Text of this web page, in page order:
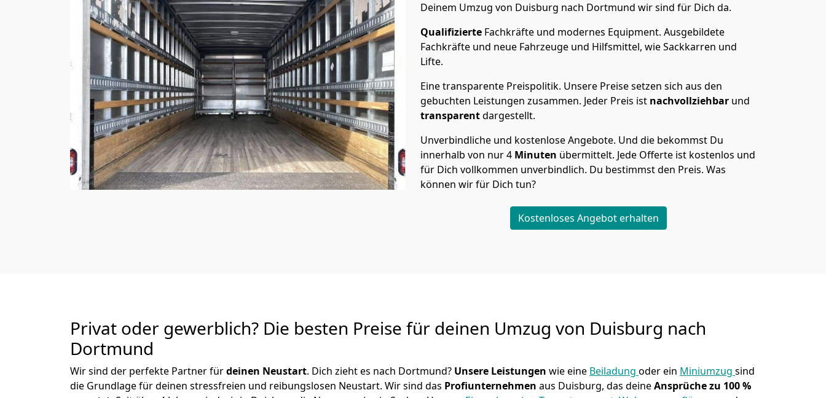
Deinem Umzug von Duisburg nach Dortmund wir sind für Dich da.
Qualifizierte Fachkräfte und modernes Equipment. Ausgebildete
Fachkräfte und neue Fahrzeuge und Hilfsmittel, wie Sackkarren und
Lifte.
Eine transparente Preispolitik. Unsere Preise setzen sich aus den
gebuchten Leistungen zusammen. Jeder Preis ist nachvollziehbar und
transparentdargestellt.
Unverbindliche und kostenlose Angebote. Und die bekommst Du
innerhalb von nur4 Minuten übermittelt. Jede Offerte ist kostenlos und
für Dich vollkommen unverbindlich. Du bestimmst den Preis. Was
können wir für Dich tun?
Kostenloses Angebot erhalten
Privat oder gewerblich? Die besten Preise für deinen Umzug von Duisburg nach
Dortmund
Wir sind der perfekte Partner fürdeinen Neustart. Dich zieht es nach Dortmund? Unsere Leistungen wie eine Beiladung oder ein Miniumzug sind
die Grundlage für deinen stressfreien und reibungslosen Neustart. Wir sind das Profiunternehmen aus Duisburg, das deineAnsprüche zu 100 %